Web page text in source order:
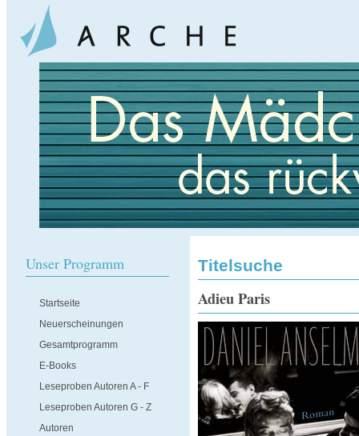
Unser Programm
Startseite
Neuerscheinungen
Gesamtprogramm
E-Books
Leseproben Autoren A - F
Leseproben Autoren G - Z
Autoren
Titelsuche
Adieu Paris